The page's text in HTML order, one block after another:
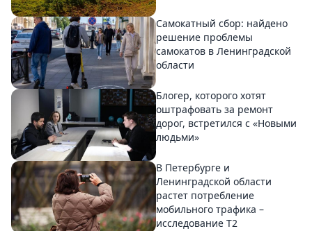
Самокатный сбор: найдено
решение проблемы
самокатов в Ленинградской
области
Блогер, которого хотят
оштрафовать за ремонт
дорог, встретился с «Новыми
людьми»
В Петербурге и
Ленинградской области
растет потребление
мобильного трафика –
исследование T2